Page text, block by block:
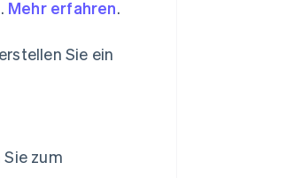
Mehr erfahren.
Sie ein
zum